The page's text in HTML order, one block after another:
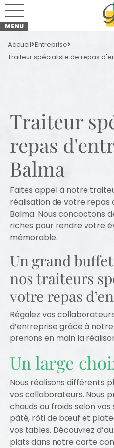
Accueil Entreprise
Traiteur spécialiste de repas
Traiteur
repas
Balma
Faites appel à notre
réalisation de votre repas
Balma. Nous concoctons
riches pour rendre votre
mémorable.
Un grand
nos traiteurs
votre repas
Régalez vos
d’entreprise grâce à
prenons en main la
Un large
Nous réalisons différents
vos collaborateurs. Nous
chauds ou froids selon
pâté, rôti de bœuf et
vos tables. Découvrez
plats dans notre carte